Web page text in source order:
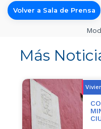
Volver a Sala de Prensa
Más